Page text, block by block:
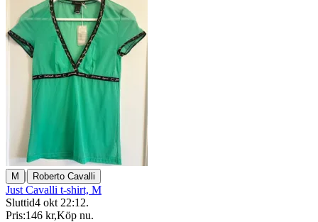
M | Roberto Cavalli
Just Cavalli t-shirt, M
Sluttid4 okt 22:12.
Pris:146 kr,Köp nu.